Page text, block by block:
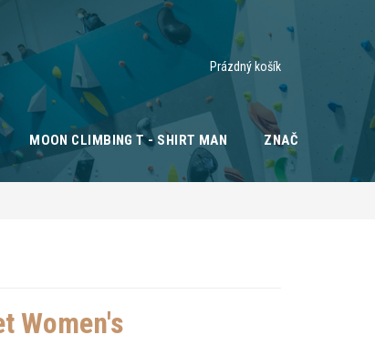
Nákupní
Prázdný košík
MOON CLIMBING T - SHIRT MAN ZNAČKY
Women's